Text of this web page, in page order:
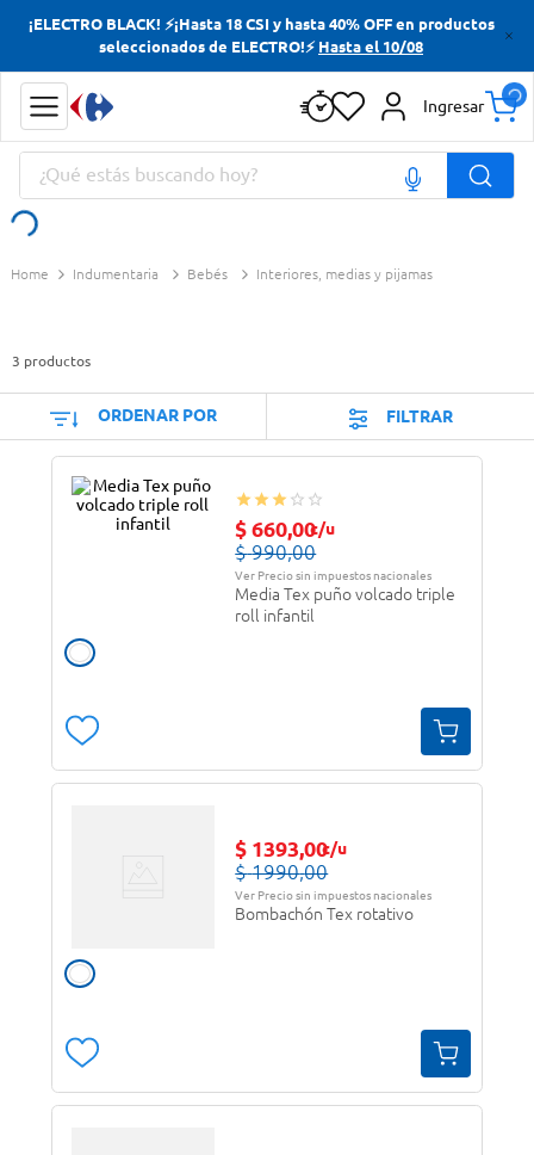
¡ELECTRO BLACK! ⚡¡Hasta 18 CSI y hasta 40% OFF en productos
seleccionados de ELECTRO!⚡ Hasta el 10/08
Ingresar
¿Qué estás buscando hoy?
Indumentaria Bebés Interiores, medias y pijamas
3 productos
ORDENAR POR FILTRAR
$ 660,00c/u
$ 990,00
Ver Precio sin impuestos nacionales
Media Tex puño volcado triple
roll infantil
$ 1393,00c/u
$ 1990,00
Ver Precio sin impuestos nacionales
Bombachón Tex rotativo
Términos más buscados
Yerba
Papas Fritas
Términos más buscados
Yerba
Cerveza
Papas Fritas
Doves